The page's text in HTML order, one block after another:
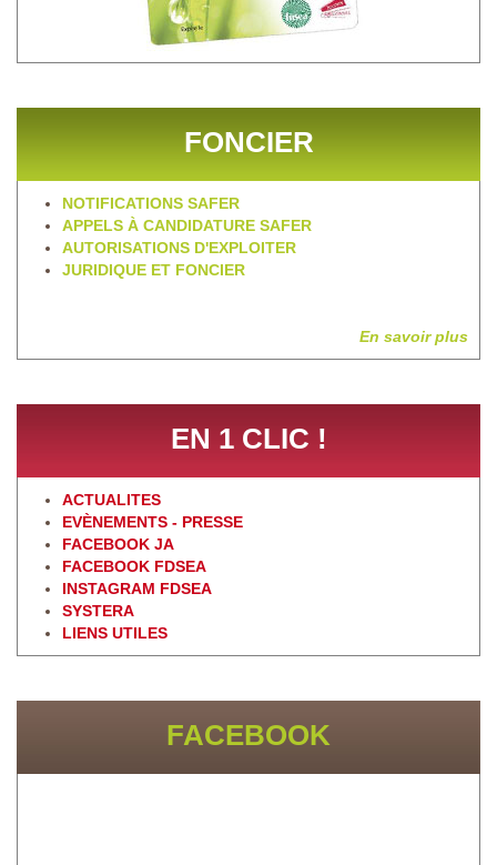
FONCIER
NOTIFICATIONS SAFER
APPELS À CANDIDATURE SAFER
AUTORISATIONS D'EXPLOITER
JURIDIQUE ET FONCIER
En savoir plus
EN 1 CLIC !
ACTUALITES
EVÈNEMENTS - PRESSE
FACEBOOK JA
FACEBOOK FDSEA
INSTAGRAM FDSEA
SYSTERA
LIENS UTILES
FACEBOOK